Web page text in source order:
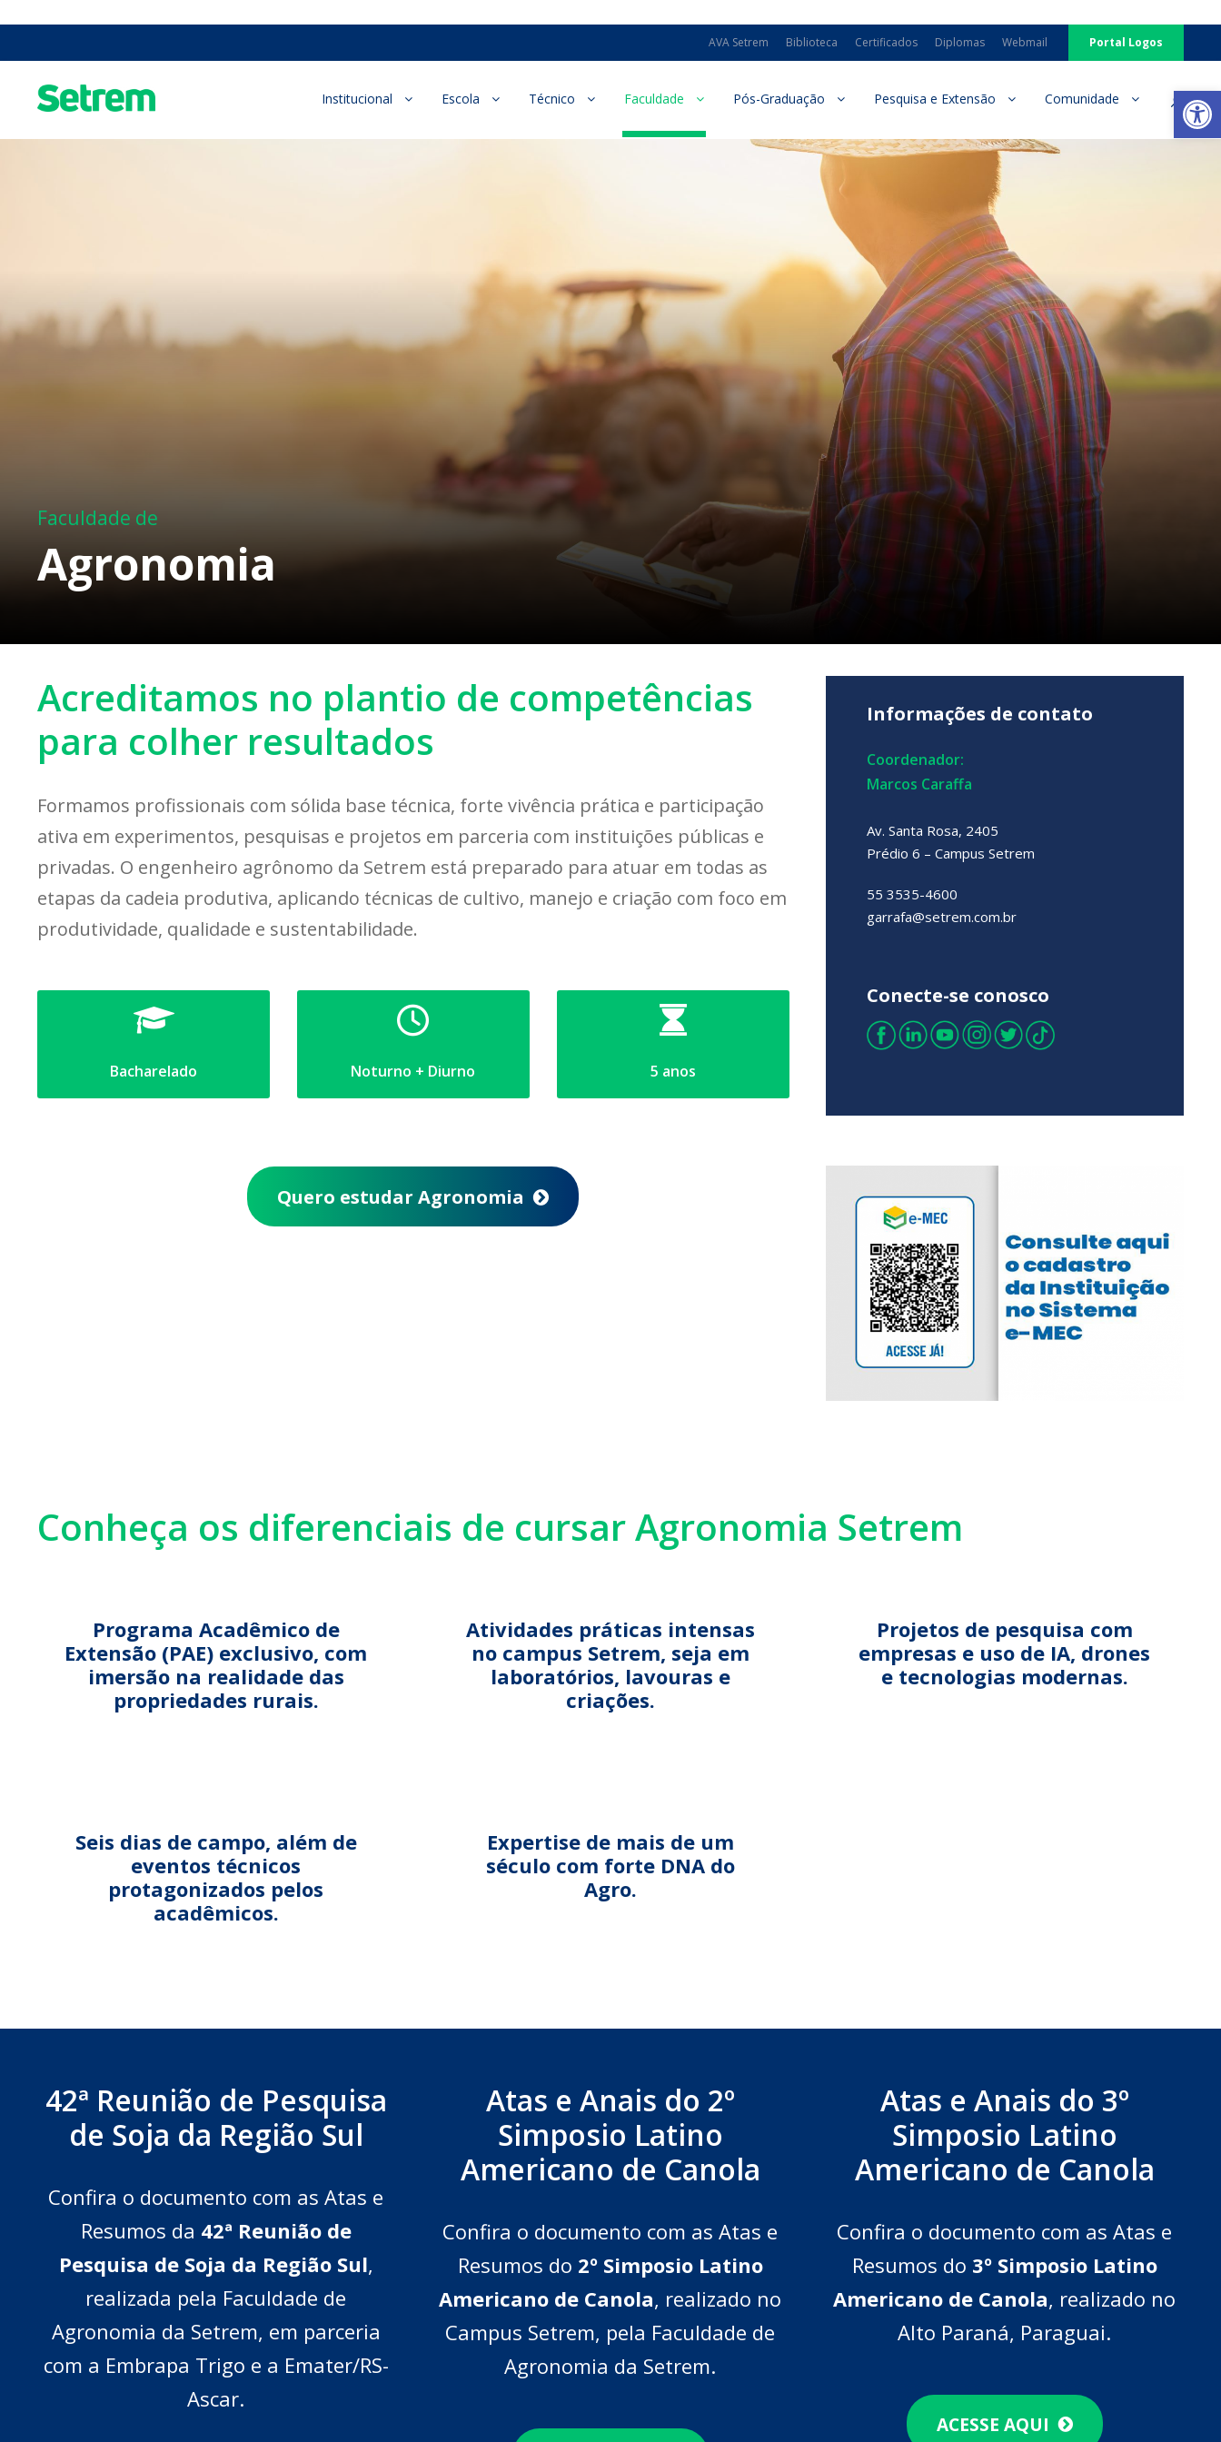
AVA Setrem Biblioteca Certificados Diplomas Webmail Portal Logos
Institucional Escola Técnico Faculdade Pós-Graduação Pesquisa e Extensão Comunidade
Faculdade de
Agronomia
Acreditamos no plantio de competências
para colher resultados
Formamos profissionais com sólida base técnica, forte vivência prática e participação
ativa em experimentos, pesquisas e projetos em parceria com instituições públicas e
privadas. O engenheiro agrônomo da Setrem está preparado para atuar em todas as
etapas da cadeia produtiva, aplicando técnicas de cultivo, manejo e criação com foco em
produtividade, qualidade e sustentabilidade.
Bacharelado Noturno + Diurno 5 anos
Quero estudar Agronomia
Informações de contato
Coordenador:
Marcos Caraffa
Av. Santa Rosa, 2405
Prédio 6 – Campus Setrem
55 3535-4600
garrafa@setrem.com.br
Conecte-se conosco
Conheça os diferenciais de cursar Agronomia Setrem
Programa Acadêmico de
Extensão (PAE) exclusivo, com
imersão na realidade das
propriedades rurais.
Atividades práticas intensas
no campus Setrem, seja em
laboratórios, lavouras e
criações.
Projetos de pesquisa com
empresas e uso de IA, drones
e tecnologias modernas.
Seis dias de campo, além de
eventos técnicos
protagonizados pelos
acadêmicos.
Expertise de mais de um
século com forte DNA do
Agro.
42ª Reunião de Pesquisa
de Soja da Região Sul
Confira o documento com as Atas e
Resumos da 42ª Reunião de
Pesquisa de Soja da Região Sul,
realizada pela Faculdade de
Agronomia da Setrem, em parceria
com a Embrapa Trigo e a Emater/RS-
Ascar.
Atas e Anais do 2º
Simposio Latino
Americano de Canola
Confira o documento com as Atas e
Resumos do 2º Simposio Latino
Americano de Canola, realizado no
Campus Setrem, pela Faculdade de
Agronomia da Setrem.
Atas e Anais do 3º
Simposio Latino
Americano de Canola
Confira o documento com as Atas e
Resumos do 3º Simposio Latino
Americano de Canola, realizado no
Alto Paraná, Paraguai.
ACESSE AQUI